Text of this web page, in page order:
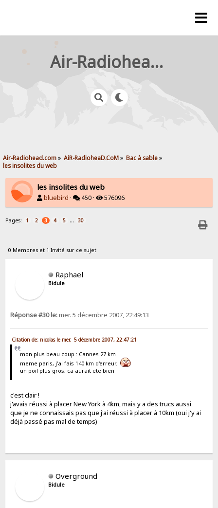
Air-Radiohead.com
Air-Radiohead.com» AiR-RadioheaD.CoM» Bac à sable»
les insolites du web
les insolites du web
bluebird · 450 · 576096
Pages: 1 2 3 4 5 ... 30
0 Membres et 1 Invité sur ce sujet
Raphael
Bidule
Réponse #30 le:mer. 5 décembre 2007, 22:49:13
Citation de: nicolas le mer. 5 décembre 2007, 22:47:21
mon plus beau coup : Cannes 27 km
meme paris, j'ai fais 140 km d'erreur.
un poil plus gros, ca aurait ete bien
c'est clair !
j'avais réussi à placer New York à 4km, mais y a des trucs aussi
que je ne connaissais pas que j'ai réussi à placer à 10km (oui j'y ai
déjà passé pas mal de temps)
Overground
Bidule